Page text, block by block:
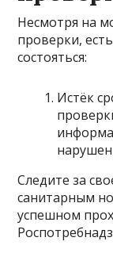
Несмотря на
проверки,
состояться:
Истёк
Следите за
санитарным
успешном